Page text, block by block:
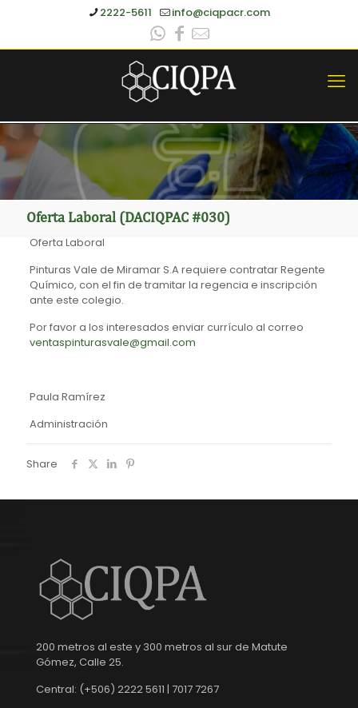
2222-5611 info@ciqpacr.com
Oferta Laboral (DACIQPAC #030)
Oferta Laboral
Pinturas Vale de Miramar S.A requiere contratar Regente
Químico, con el fin de tramitar la regencia e inscripción
ante este colegio.
Por favor a los interesados enviar currículo al correo
ventaspinturasvale@gmail.com
Paula Ramírez
Administración
Share
200 metros al este y 300 metros al sur de Matute
Gómez, Calle 25.
Central: (+506) 2222 5611 | 7017 7267